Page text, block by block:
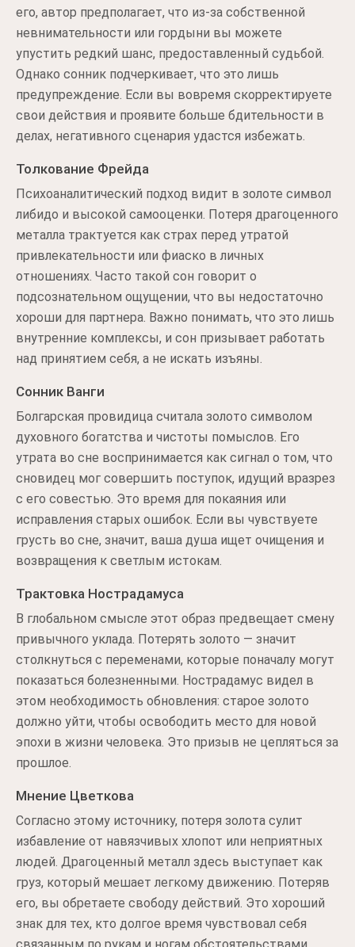
его, автор предполагает, что из-за собственной
невнимательности или гордыни вы можете
упустить редкий шанс, предоставленный судьбой.
Однако сонник подчеркивает, что это лишь
предупреждение. Если вы вовремя скорректируете
свои действия и проявите больше бдительности в
делах, негативного сценария удастся избежать.
Толкование Фрейда
Психоаналитический подход видит в золоте символ
либидо и высокой самооценки. Потеря драгоценного
металла трактуется как страх перед утратой
привлекательности или фиаско в личных
отношениях. Часто такой сон говорит о
подсознательном ощущении, что вы недостаточно
хороши для партнера. Важно понимать, что это лишь
внутренние комплексы, и сон призывает работать
над принятием себя, а не искать изъяны.
Сонник Ванги
Болгарская провидица считала золото символом
духовного богатства и чистоты помыслов. Его
утрата во сне воспринимается как сигнал о том, что
сновидец мог совершить поступок, идущий вразрез
с его совестью. Это время для покаяния или
исправления старых ошибок. Если вы чувствуете
грусть во сне, значит, ваша душа ищет очищения и
возвращения к светлым истокам.
Трактовка Нострадамуса
В глобальном смысле этот образ предвещает смену
привычного уклада. Потерять золото — значит
столкнуться с переменами, которые поначалу могут
показаться болезненными. Нострадамус видел в
этом необходимость обновления: старое золото
должно уйти, чтобы освободить место для новой
эпохи в жизни человека. Это призыв не цепляться за
прошлое.
Мнение Цветкова
Согласно этому источнику, потеря золота сулит
избавление от навязчивых хлопот или неприятных
людей. Драгоценный металл здесь выступает как
груз, который мешает легкому движению. Потеряв
его, вы обретаете свободу действий. Это хороший
знак для тех, кто долгое время чувствовал себя